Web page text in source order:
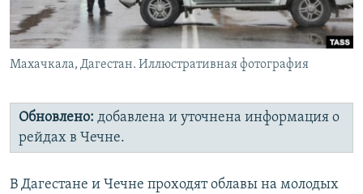
Махачкала, Дагестан. Иллюстративная фотография
Обновлено: добавлена и уточнена информация о
рейдах в Чечне.
В Дагестане и Чечне проходят облавы на молодых